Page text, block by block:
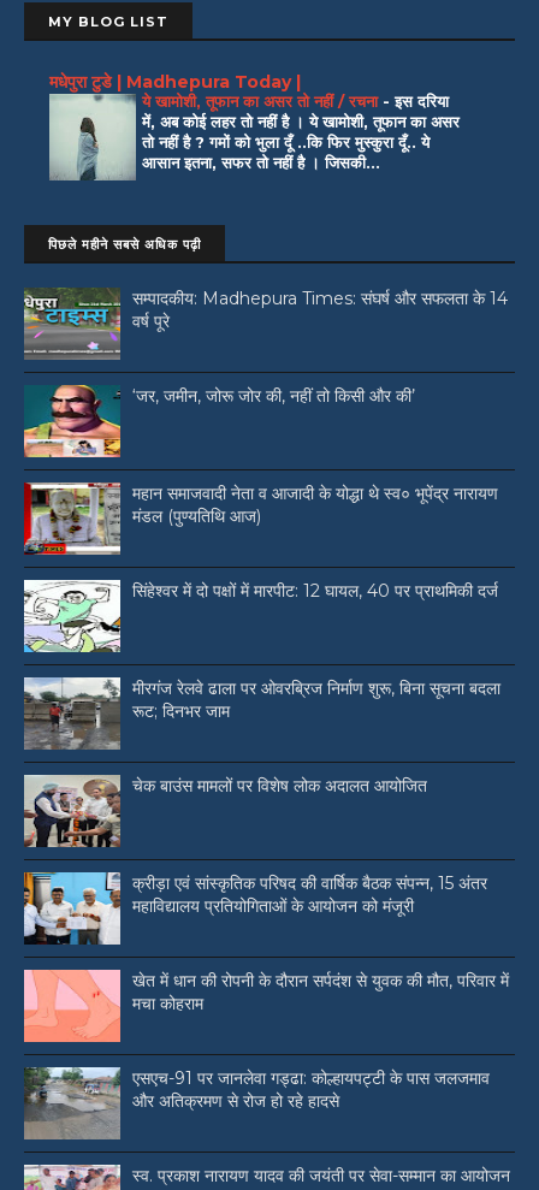
MY BLOG LIST
मधेपुरा टुडे | Madhepura Today |
ये खामोशी, तूफान का असर तो नहीं / रचना -इस दरिया
में, अब कोई लहर तो नहीं है । ये खामोशी, तूफान का असर
तो नहीं है ? गमों को भुला दूँ ..कि फिर मुस्कुरा दूँ.. ये
आसान इतना, सफर तो नहीं है । जिसकी...
पिछले महीने सबसे अधिक पढ़ी
सम्पादकीय: Madhepura Times: संघर्ष और सफलता के 14
वर्ष पूरे
‘जर, जमीन, जोरू जोर की, नहीं तो किसी और की’
महान समाजवादी नेता व आजादी के योद्धा थे स्व० भूपेंद्र नारायण
मंडल (पुण्यतिथि आज)
सिंहेश्वर में दो पक्षों में मारपीट: 12 घायल, 40 पर प्राथमिकी दर्ज
मीरगंज रेलवे ढाला पर ओवरब्रिज निर्माण शुरू, बिना सूचना बदला
रूट; दिनभर जाम
चेक बाउंस मामलों पर विशेष लोक अदालत आयोजित
क्रीड़ा एवं सांस्कृतिक परिषद की वार्षिक बैठक संपन्न, 15 अंतर
महाविद्यालय प्रतियोगिताओं के आयोजन को मंजूरी
खेत में धान की रोपनी के दौरान सर्पदंश से युवक की मौत, परिवार में
मचा कोहराम
एसएच-91 पर जानलेवा गड्ढा: कोल्हायपट्टी के पास जलजमाव
और अतिक्रमण से रोज हो रहे हादसे
स्व. प्रकाश नारायण यादव की जयंती पर सेवा-सम्मान का आयोजन